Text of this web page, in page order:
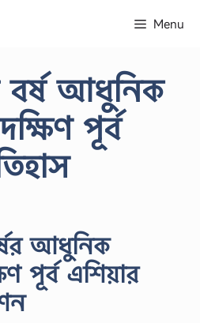
Menu
বর্ষ আধুনিক
পূর্ব
আধুনিক
পূর্ব এশিয়ার